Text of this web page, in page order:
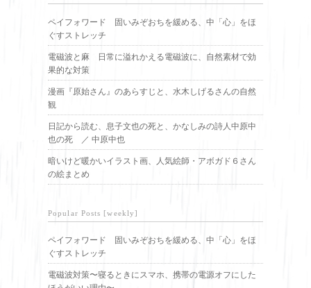
ペイフォワード 固いみぞおちを緩める、中「心」をほ
ぐすストレッチ
電磁波と麻 日常に溢れかえる電磁波に、自然素材で効
果的な対策
漫画『原始さん』のあらすじと、水木しげるさんの自然
観
日記から読む、息子文也の死と、かなしみの詩人中原中
也の死 ／ 中原中也
暗いけど暖かいイラスト画、人気絵師・アボガド６さん
の絵まとめ
Popular Posts [weekly]
ペイフォワード 固いみぞおちを緩める、中「心」をほ
ぐすストレッチ
電磁波対策〜寝るときにスマホ、携帯の電源オフにした